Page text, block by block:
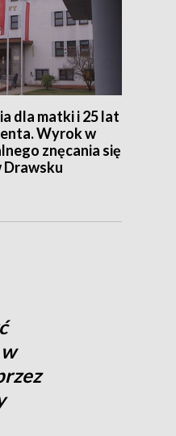
dla matki i 25 lat
Wyrok w
znęcania się
Drawsku